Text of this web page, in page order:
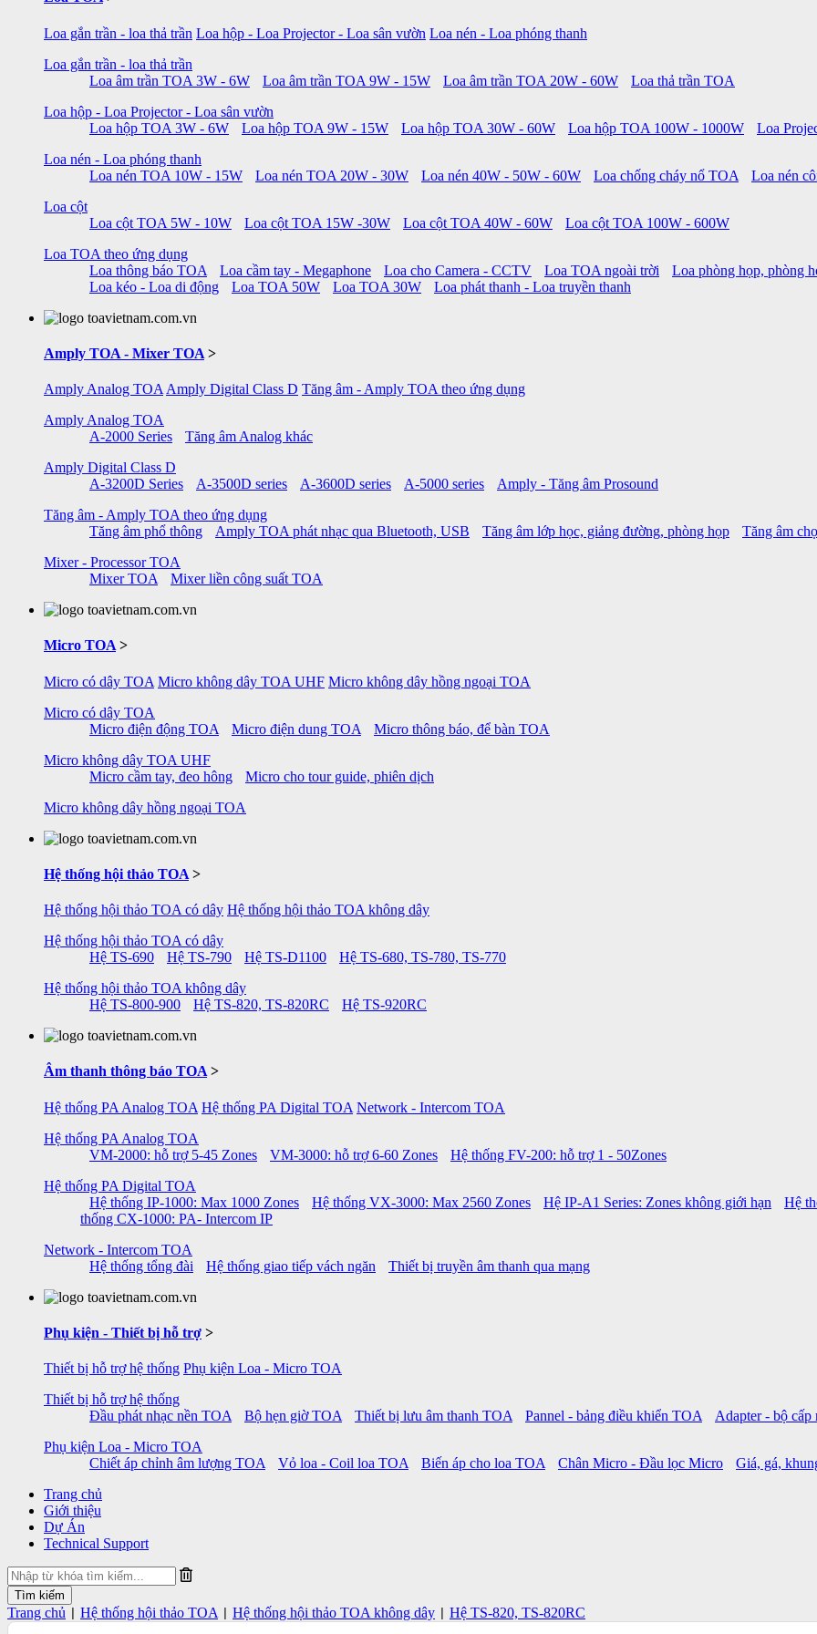
Loa gắn trần - loa thả trần Loa hộp - Loa Projector - Loa sân vườn Loa nén - Loa phóng thanh
Loa gắn trần - loa thả trần
Loa âm trần TOA 3W - 6W
Loa âm trần TOA 9W - 15W Loa âm trần TOA 20W - 60W
Loa thả trần TOA
Loa hộp - Loa Projector - Loa sân vườn
Loa hộp TOA 3W - 6W
Loa hộp TOA 9W - 15W Loa hộp TOA 30W - 60W Loa hộp TOA 100W - 1000W Loa
Loa nén - Loa phóng thanh
Loa nén TOA 10W - 15W
Loa nén TOA 20W - 30W Loa nén 40W - 50W - 60W Loa chống cháy nổ TOA
Loa nén
Loa cột
Loa cột TOA 5W - 10W
Loa cột TOA 15W -30W Loa cột TOA 40W - 60W
Loa cột TOA 100W - 600W
Loa TOA theo ứng dụng
Loa thông báo TOA
Loa cầm tay - Megaphone Loa cho Camera - CCTV Loa TOA ngoài trời Loa phòng họp, phòng
Loa kéo - Loa di động
Loa TOA 50W Loa TOA 30W Loa phát thanh - Loa truyền thanh
Amply TOA - Mixer TOA >
Amply Analog TOA Amply Digital Class D Tăng âm - Amply TOA theo ứng dụng
Amply Analog TOA
A-2000 Series
Tăng âm Analog khác
Amply Digital Class D
A-3200D Series
A-3500D series A-3600D series A-5000 series
Amply - Tăng âm Prosound
Tăng âm - Amply TOA theo ứng dụng
Tăng âm phổ thông
Amply TOA phát nhạc qua Bluetooth, USB Tăng âm lớp học, giảng đường, phòng họp Tăng âm
Mixer - Processor TOA
Mixer TOA
Mixer liền công suất TOA
Micro TOA >
Micro có dây TOA Micro không dây TOA UHF Micro không dây hồng ngoại TOA
Micro có dây TOA
Micro điện động TOA
Micro điện dung TOA
Micro thông báo, để bàn TOA
Micro không dây TOA UHF
Micro cầm tay, đeo hông
Micro cho tour guide, phiên dịch
Micro không dây hồng ngoại TOA
Hệ thống hội thảo TOA >
Hệ thống hội thảo TOA có dây Hệ thống hội thảo TOA không dây
Hệ thống hội thảo TOA có dây
Hệ TS-690
Hệ TS-790 Hệ TS-D1100
Hệ TS-680, TS-780, TS-770
Hệ thống hội thảo TOA không dây
Hệ TS-800-900
Hệ TS-820, TS-820RC Hệ TS-920RC
Âm thanh thông báo TOA >
Hệ thống PA Analog TOA Hệ thống PA Digital TOA Network - Intercom TOA
Hệ thống PA Analog TOA
VM-2000: hỗ trợ 5-45 Zones
VM-3000: hỗ trợ 6-60 Zones
Hệ thống FV-200: hỗ trợ 1 - 50Zones
Hệ thống PA Digital TOA
Hệ thống IP-1000: Max 1000 Zones
Hệ thống VX-3000: Max 2560 Zones Hệ IP-A1 Series: Zones không giới hạn Hệ
thống CX-1000: PA- Intercom IP
Network - Intercom TOA
Hệ thống tổng đài
Hệ thống giao tiếp vách ngăn Thiết bị truyền âm thanh qua mạng
Phụ kiện - Thiết bị hỗ trợ >
Thiết bị hỗ trợ hệ thống Phụ kiện Loa - Micro TOA
Thiết bị hỗ trợ hệ thống
Đầu phát nhạc nền TOA
Bộ hẹn giờ TOA Thiết bị lưu âm thanh TOA Pannel - bảng điều khiển TOA Adapter - bộ
Phụ kiện Loa - Micro TOA
Chiết áp chỉnh âm lượng TOA
Vỏ loa - Coil loa TOA Biến áp cho loa TOA Chân Micro - Đầu lọc Micro Giá, gá,
Trang chủ
Giới thiệu
Dự Án
Technical Support
Trang chủ Hệ thống hội thảo TOA Hệ thống hội thảo TOA không dây Hệ TS-820, TS-820RC